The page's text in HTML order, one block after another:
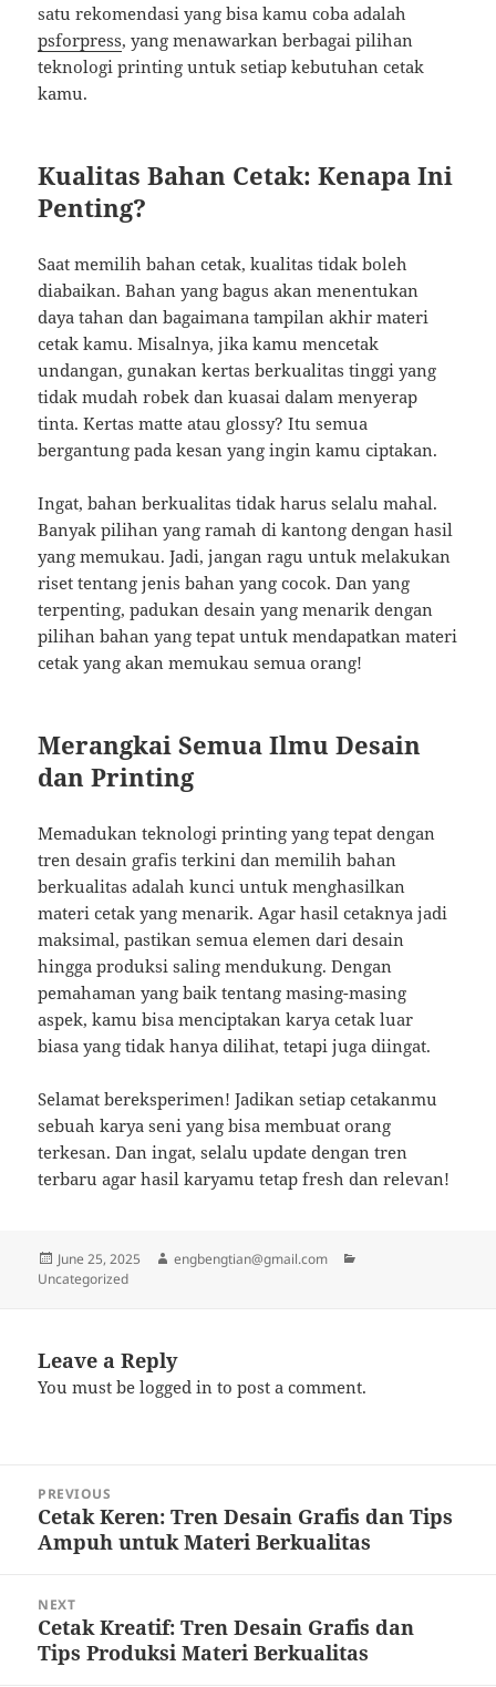
satu rekomendasi yang bisa kamu coba adalah
psforpress, yang menawarkan berbagai pilihan
teknologi printing untuk setiap kebutuhan cetak
kamu.
Kualitas Bahan Cetak: Kenapa Ini
Penting?
Saat memilih bahan cetak, kualitas tidak boleh
diabaikan. Bahan yang bagus akan menentukan
daya tahan dan bagaimana tampilan akhir materi
cetak kamu. Misalnya, jika kamu mencetak
undangan, gunakan kertas berkualitas tinggi yang
tidak mudah robek dan kuasai dalam menyerap
tinta. Kertas matte atau glossy? Itu semua
bergantung pada kesan yang ingin kamu ciptakan.
Ingat, bahan berkualitas tidak harus selalu mahal.
Banyak pilihan yang ramah di kantong dengan hasil
yang memukau. Jadi, jangan ragu untuk melakukan
riset tentang jenis bahan yang cocok. Dan yang
terpenting, padukan desain yang menarik dengan
pilihan bahan yang tepat untuk mendapatkan materi
cetak yang akan memukau semua orang!
Merangkai Semua Ilmu Desain
dan Printing
Memadukan teknologi printing yang tepat dengan
tren desain grafis terkini dan memilih bahan
berkualitas adalah kunci untuk menghasilkan
materi cetak yang menarik. Agar hasil cetaknya jadi
maksimal, pastikan semua elemen dari desain
hingga produksi saling mendukung. Dengan
pemahaman yang baik tentang masing-masing
aspek, kamu bisa menciptakan karya cetak luar
biasa yang tidak hanya dilihat, tetapi juga diingat.
Selamat bereksperimen! Jadikan setiap cetakanmu
sebuah karya seni yang bisa membuat orang
terkesan. Dan ingat, selalu update dengan tren
terbaru agar hasil karyamu tetap fresh dan relevan!
Posted
on
June 25, 2025 Author
engbengtian@gmail.com
Uncategorized
Leave a Reply
You must belogged in to post a comment.
navigation
PREVIOUS
Previous
post:
Cetak Keren: Tren Desain Grafis dan Tips
Ampuh untuk Materi Berkualitas
NEXT
Next
post:
Cetak Kreatif: Tren Desain Grafis dan
Tips Produksi Materi Berkualitas